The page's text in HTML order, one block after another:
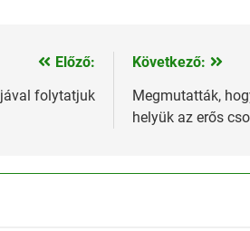
Előző:
folytatjuk
Következő:
Megmutatták,
helyük az erős